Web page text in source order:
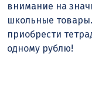
внимание на
школьные
приобрести
одному рублю!